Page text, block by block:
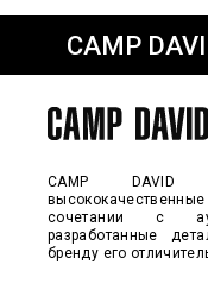
CAMP
CAMP
сочетании с
разработанные
бренду его